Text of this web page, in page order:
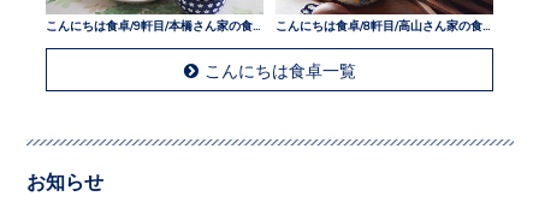
こんにちは食卓/9軒目/本橋さん家の食卓
こんにちは食卓一覧
お知らせ